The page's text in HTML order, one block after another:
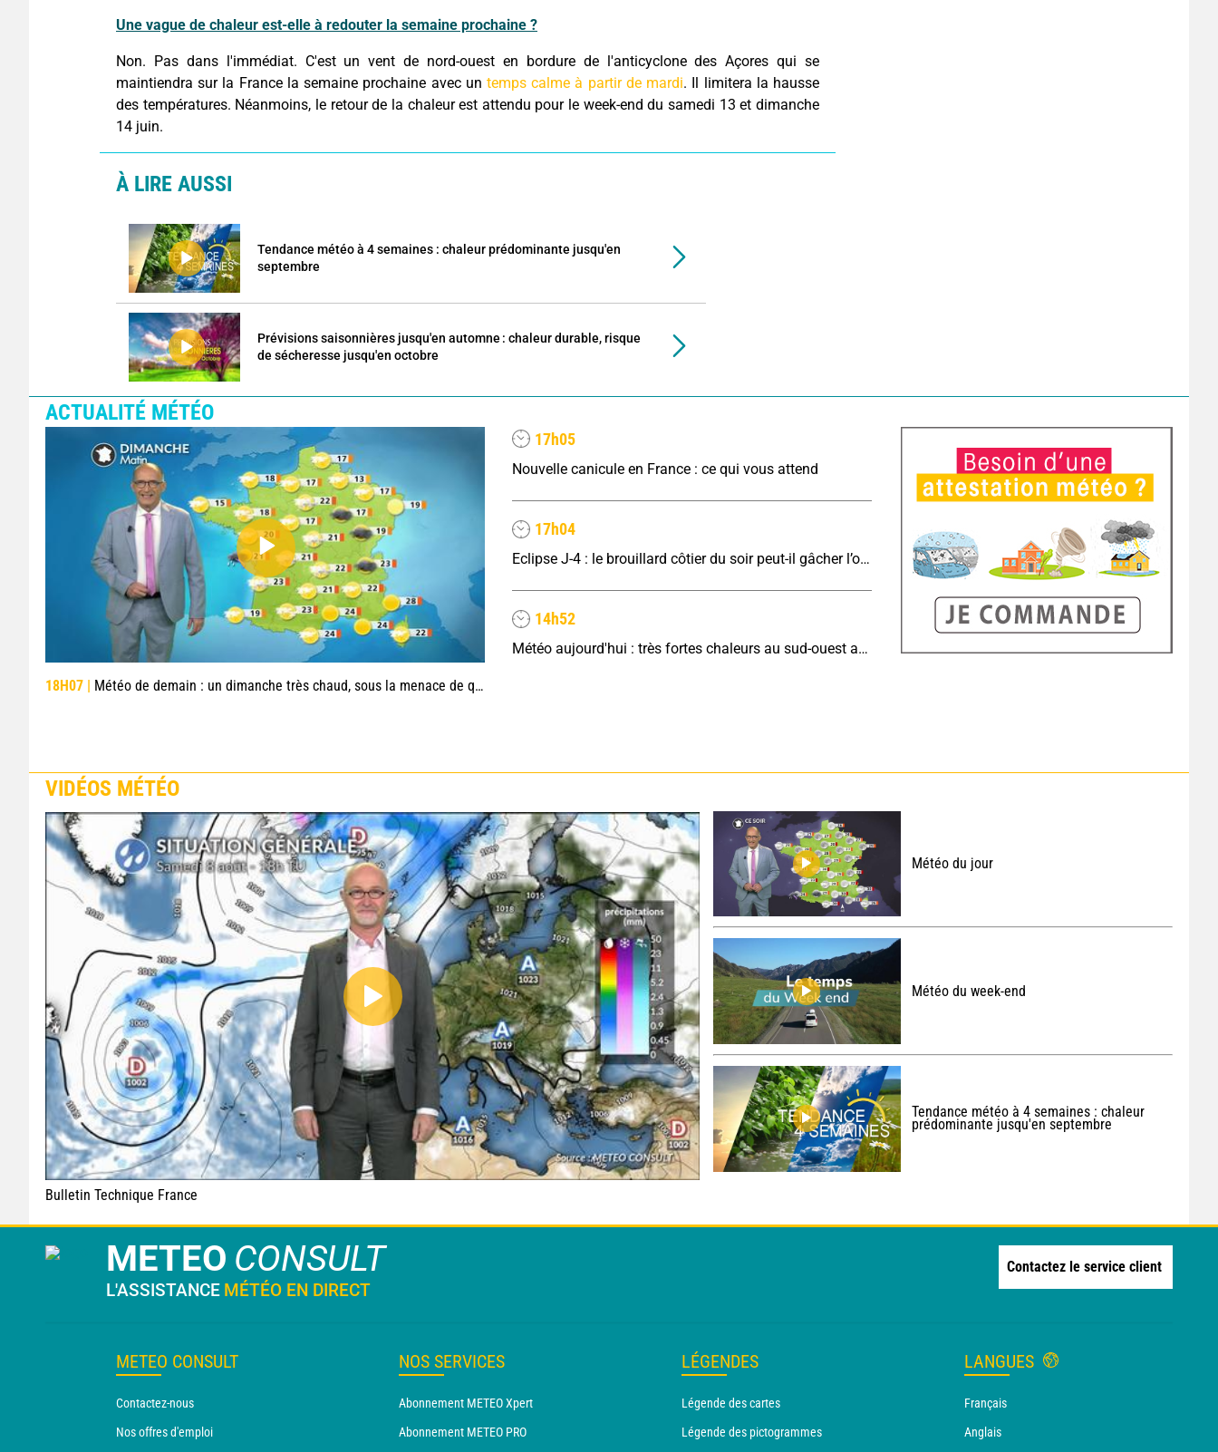
Une vague de chaleur est-elle à redouter la semaine prochaine ?
Non. Pas dans l'immédiat. C'est un vent de nord-ouest en bordure de l'anticyclone des Açores qui se
maintiendra sur la France la semaine prochaine avec un temps calme à partir de mardi. Il limitera la hausse
des températures. Néanmoins, le retour de la chaleur est attendu pour le week-end du samedi 13 et dimanche
14 juin.
À LIRE AUSSI
Tendance météo à 4 semaines : chaleur prédominante jusqu'en
septembre
Prévisions saisonnières jusqu'en automne : chaleur durable, risque
de sécheresse jusqu'en octobre
ACTUALITÉ MÉTÉO
18H07 | Météo de demain : un dimanche très chaud, sous la menace de quelques orages
17h05
Nouvelle canicule en France : ce qui vous attend
17h04
Eclipse J-4 : le brouillard côtier du soir peut-il gâcher l’observation de l’éclipse à la plage ?
14h52
Météo aujourd'hui : très fortes chaleurs au sud-ouest avant des orages, jusqu'à 39°C
VIDÉOS MÉTÉO
Bulletin Technique France
Météo du jour
Météo du week-end
Tendance météo à 4 semaines : chaleur
prédominante jusqu'en septembre
METEO CONSULT
L'ASSISTANCE MÉTÉO EN DIRECT
Contactez le service client
METEO CONSULT
Contactez-nous
Nos offres d'emploi
NOS SERVICES
Abonnement METEO Xpert
Abonnement METEO PRO
LÉGENDES
Légende des cartes
Légende des pictogrammes
LANGUES
Français
Anglais